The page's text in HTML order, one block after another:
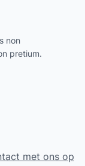
non
pretium.
met ons op